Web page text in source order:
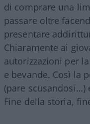
di comprare una
passare oltre
presentare
Chiaramente ai
autorizzazioni per
e bevande. Così la
(pare scusandosi…)
Fine della storia,